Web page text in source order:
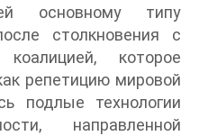
основному типу
столкновения с
коалицией, которое
репетицию мировой
подлые технологии
направленной